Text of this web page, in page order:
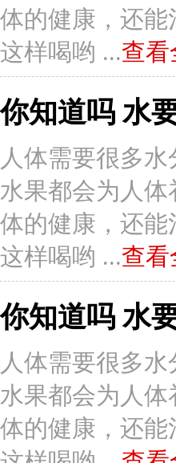
体的健康，还能
这样喝哟 ...查看
你知道吗 水
人体需要很多
水果都会为人
体的健康，还能
这样喝哟 ...查看
你知道吗 水
人体需要很多
水果都会为人
体的健康，还能